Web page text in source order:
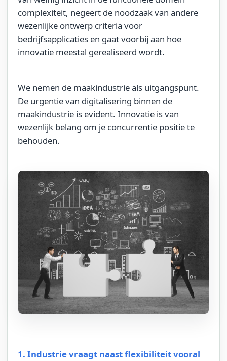
complexiteit, negeert de noodzaak van andere
wezenlijke ontwerp criteria voor
bedrijfsapplicaties en gaat voorbij aan hoe
innovatie meestal gerealiseerd wordt.
We nemen de maakindustrie als uitgangspunt.
De urgentie van digitalisering binnen de
maakindustrie is evident. Innovatie is van
wezenlijk belang om je concurrentie positie te
behouden.
1. Industrie vraagt naast flexibiliteit vooral